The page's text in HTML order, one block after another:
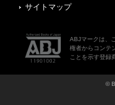
サイトマップ
ABJマークは、
権者からコンテ
ことを示す登録
©